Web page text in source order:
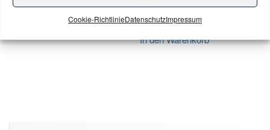
Cookie-RichtlinieDatenschutzImpressum
In den Warenkorb
In den Warenkorb